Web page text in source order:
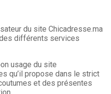
du site Chicadresse.ma
différents services
usage du site
qu’il propose dans le strict
et des présentes